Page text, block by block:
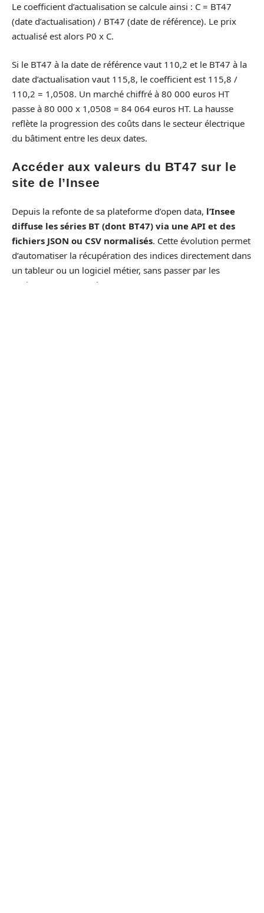
Le coefficient d’actualisation se calcule ainsi : C = BT47
(date d’actualisation) / BT47 (date de référence). Le prix
actualisé est alors P0 x C.
Si le BT47 à la date de référence vaut 110,2 et le BT47 à la
date d’actualisation vaut 115,8, le coefficient est 115,8 /
110,2 = 1,0508. Un marché chiffré à 80 000 euros HT
passe à 80 000 x 1,0508 = 84 064 euros HT. La hausse
reflète la progression des coûts dans le secteur électrique
du bâtiment entre les deux dates.
Accéder aux valeurs du BT47 sur le
site de l’Insee
Depuis la refonte de sa plateforme d’open data, l’Insee
diffuse les séries BT (dont BT47) via une API et des
fichiers JSON ou CSV normalisés. Cette évolution permet
d’automatiser la récupération des indices directement dans
un tableur ou un logiciel métier, sans passer par les
anciens PDF mensuels.